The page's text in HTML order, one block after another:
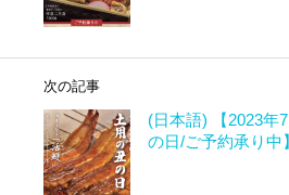
次の記事
(日本語) 【2023年
の日/ご予約承り中】